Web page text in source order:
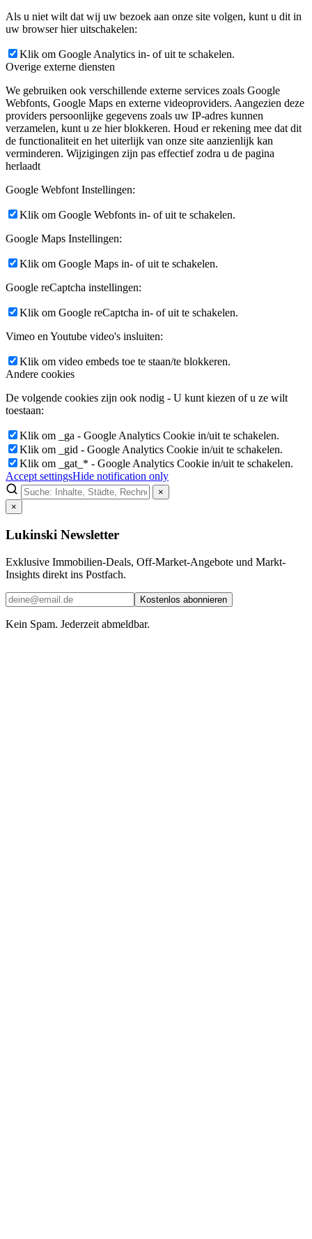
Als u niet wilt dat wij uw bezoek aan onze site volgen, kunt u dit in
uw browser hier uitschakelen:
Klik om Google Analytics in- of uit te schakelen.
Overige externe diensten
We gebruiken ook verschillende externe services zoals Google
Webfonts, Google Maps en externe videoproviders. Aangezien deze
providers persoonlijke gegevens zoals uw IP-adres kunnen
verzamelen, kunt u ze hier blokkeren. Houd er rekening mee dat dit
de functionaliteit en het uiterlijk van onze site aanzienlijk kan
verminderen. Wijzigingen zijn pas effectief zodra u de pagina
herlaadt
Google Webfont Instellingen:
Klik om Google Webfonts in- of uit te schakelen.
Google Maps Instellingen:
Klik om Google Maps in- of uit te schakelen.
Google reCaptcha instellingen:
Klik om Google reCaptcha in- of uit te schakelen.
Vimeo en Youtube video's insluiten:
Klik om video embeds toe te staan/te blokkeren.
Andere cookies
De volgende cookies zijn ook nodig - U kunt kiezen of u ze wilt
toestaan:
Klik om _ga - Google Analytics Cookie in/uit te schakelen.
Klik om _gid - Google Analytics Cookie in/uit te schakelen.
Klik om _gat_* - Google Analytics Cookie in/uit te schakelen.
Accept settingsHide notification only
×
×
Lukinski Newsletter
Exklusive Immobilien-Deals, Off-Market-Angebote und Markt-
Insights direkt ins Postfach.
Kostenlos abonnieren
Kein Spam. Jederzeit abmeldbar.